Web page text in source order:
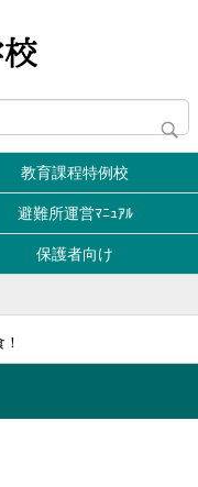
教育課程特例校
避難所運営ﾏﾆｭｱﾙ
保護者向け